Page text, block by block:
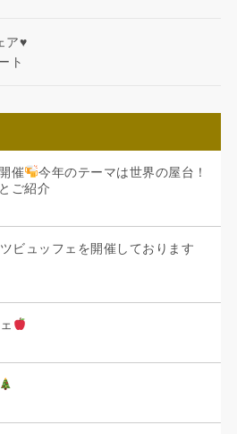
ア♥
ト
催
今年のテーマは世界の屋台！
ご紹介
ビュッフェを開催しております